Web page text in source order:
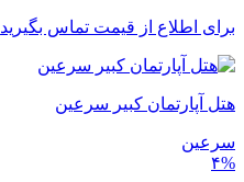
برای اطلاع از قیمت تماس بگیرید
هتل آپارتمان کبیر سرعین
سرعین
۴%